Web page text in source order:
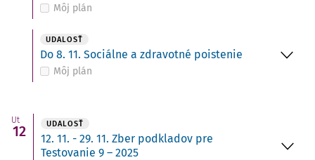
Môj plán
UDALOSŤ
Do 8. 11. Sociálne a zdravotné poistenie
Môj plán
Ut
12 UDALOSŤ
12. 11. - 29. 11. Zber podkladov pre
Testovanie 9 – 2025